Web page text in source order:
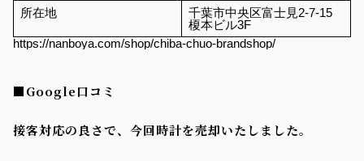
所在地
千葉市中央区富士見2-7-15
榎本ビル3F
https://nanboya.com/shop/chiba-chuo-brandshop/
■Google口コミ
接客対応の良さで、今回時計を売却いたしました。